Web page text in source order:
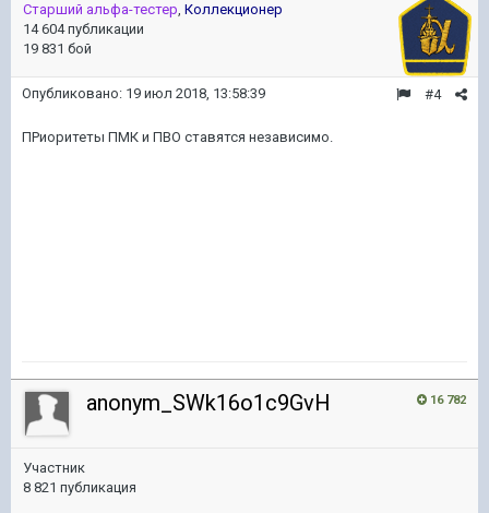
Старший альфа-тестер, Коллекционер
14 604 публикации
19 831 бой
#4
Опубликовано: 19 июл 2018, 13:58:39
ПРиоритеты ПМК и ПВО ставятся независимо.
16 782
anonym_SWk16o1c9GvH
Участник
8 821 публикация